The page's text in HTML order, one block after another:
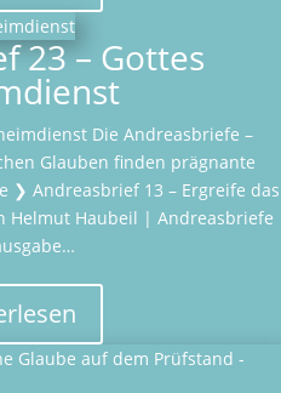
23 – Gottes
Die Andreasbriefe –
Glauben finden prägnante
❯ Andreasbrief 13 – Ergreife das
Helmut Haubeil | Andreasbriefe